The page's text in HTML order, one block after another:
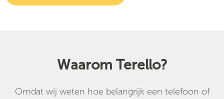
Waarom Terello?
Omdat wij weten hoe belangrijk een telefoon of